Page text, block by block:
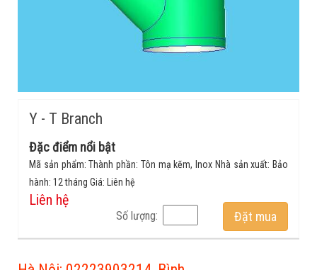
Y - T Branch
Đặc điểm nổi bật
Mã sản phẩm: Thành phần: Tôn mạ kẽm, Inox Nhà sản xuất: Bảo
hành: 12 tháng Giá: Liên hệ
Liên hệ
Số lượng: Đặt mua